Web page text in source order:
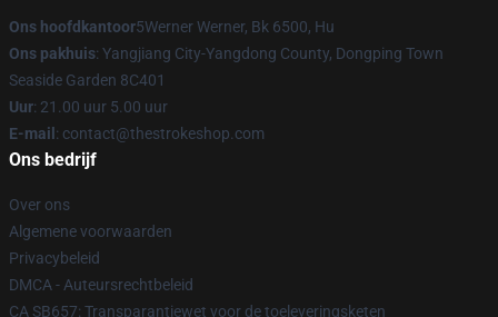
Ons hoofdkantoor5Werner Werner, Bk 6500, Hu
Ons pakhuis: Yangjiang City-Yangdong County, Dongping Town
Seaside Garden 8C401
Uur: 21.00 uur 5.00 uur
E-mail : contact@thestrokeshop.com
Ons bedrijf
Over ons
Algemene voorwaarden
Privacybeleid
DMCA - Auteursrechtbeleid
CA SB657: Transparantiewet voor de toeleveringsketen